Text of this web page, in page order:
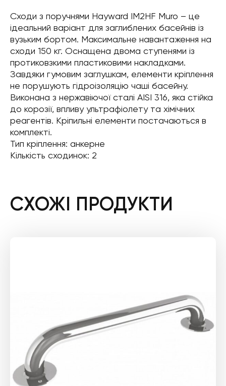
Сходи з поручнями Hayward IM2HF Muro – це
ідеальний варіант для заглиблених басейнів із
вузьким бортом. Максимальне навантаження на
сходи 150 кг. Оснащена двома ступенями із
протиковзкими пластиковими накладками.
Завдяки гумовим заглушкам, елементи кріплення
не порушують гідроізоляцію чаші басейну.
Виконана з нержавіючої сталі AISI 316, яка стійка
до корозії, впливу ультрафіолету та хімічних
реагентів. Кріпильні елементи постачаються в
комплекті.
Тип кріплення: анкерне
Кількість сходинок: 2
СХОЖІ ПРОДУКТИ